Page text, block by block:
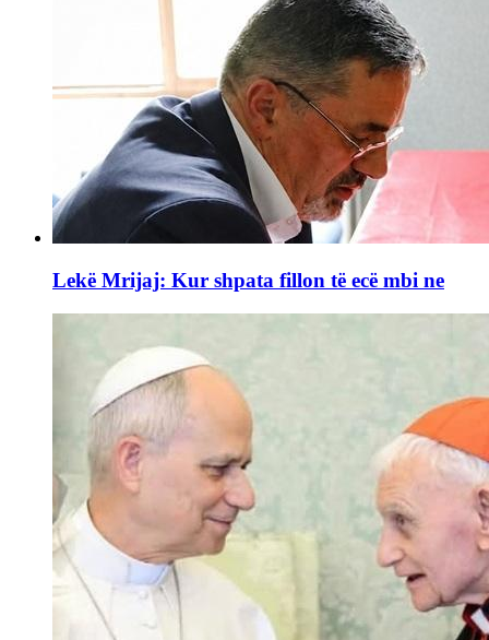
Lekë Mrijaj: Kur shpata fillon të ecë mbi ne